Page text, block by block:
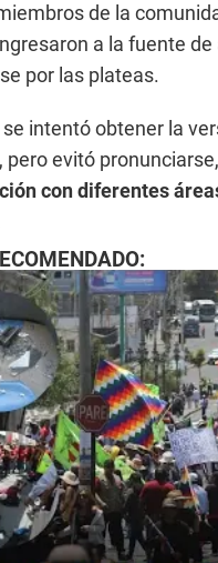
de la
a la fuente
por las plateas.
intentó obtener la
pero evitó
con diferentes